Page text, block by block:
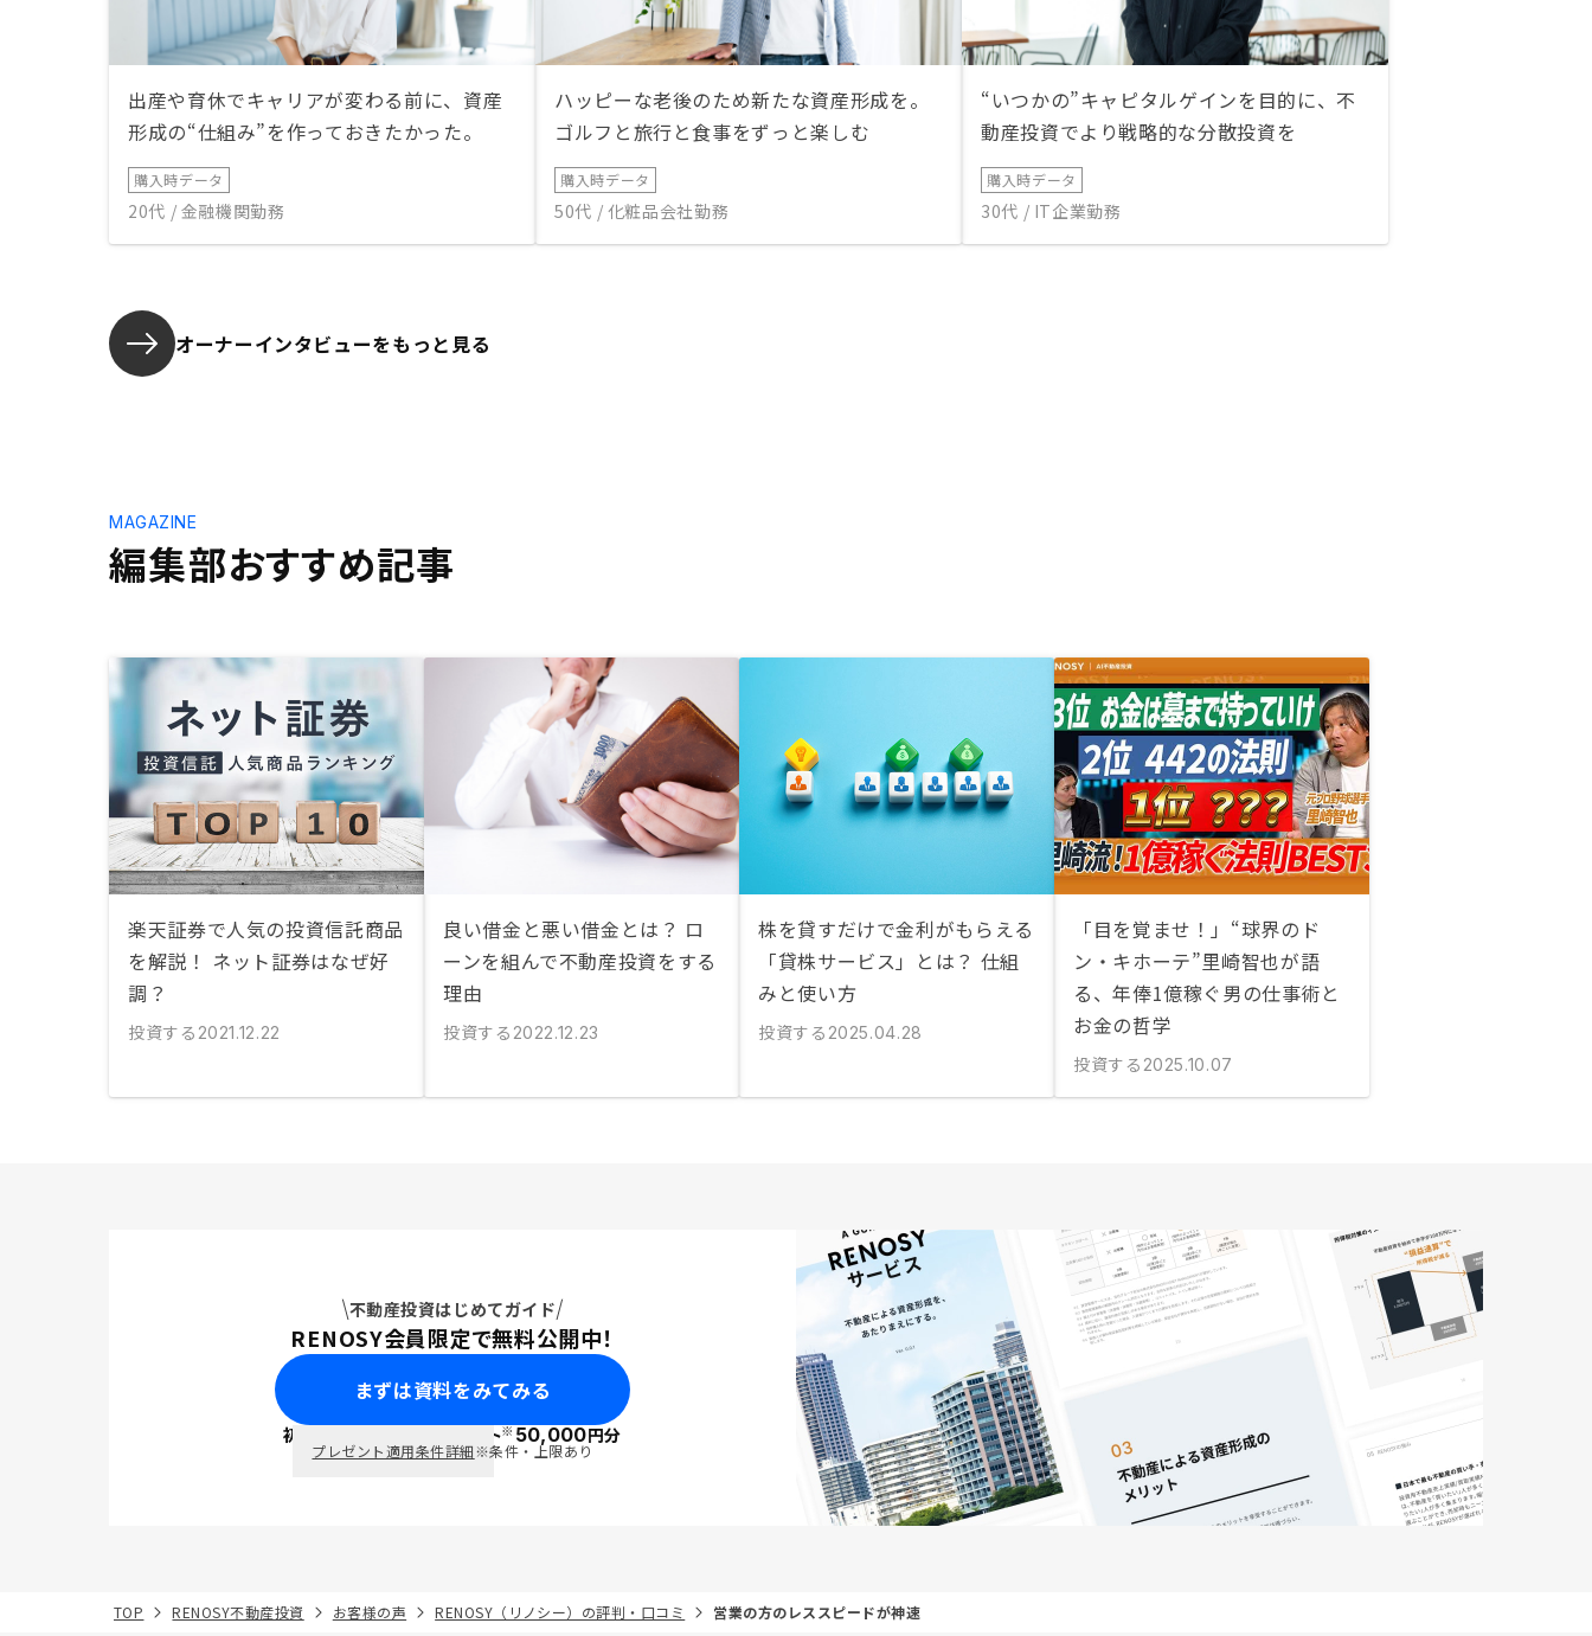
出産や育休でキャリアが変わる前に、資産
形成の“仕組み”を作っておきたかった。
購入時データ
20代 / 金融機関勤務
ハッピーな老後のため新たな資産形成を。
ゴルフと旅行と食事をずっと楽しむ
購入時データ
50代 / 化粧品会社勤務
“いつかの”キャピタルゲインを目的に、不
動産投資でより戦略的な分散投資を
購入時データ
30代 / IT企業勤務
オーナーインタビューをもっと見る
編集部おすすめ記事
MAGAZINE
楽天証券で人気の投資信託商品
を解説！ ネット証券はなぜ好
調？
投資する 2021.12.22
良い借金と悪い借金とは？ ロ
ーンを組んで不動産投資をする
理由
投資する 2022.12.23
株を貸すだけで金利がもらえる
「貸株サービス」とは？ 仕組
みと使い方
投資する 2025.04.28
「目を覚ませ！」“球界のド
ン・キホーテ”里崎智也が語
る、年俸1億稼ぐ男の仕事術と
お金の哲学
投資する 2025.10.07
不動産投資はじめてガイド
RENOSY会員限定で無料公開中！
まずは資料をみてみる
初回面談で ポイント※50,000円分
プレゼント適用条件詳細※条件・上限あり
TOP RENOSY不動産投資 お客様の声 RENOSY（リノシー）の評判・口コミ 営業の方のレススピードが神速